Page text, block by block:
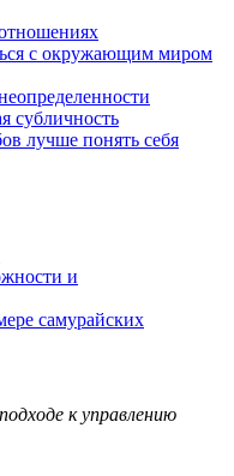
с окружающим миром
субличность
лучше понять себя
и
самурайских
к управлению